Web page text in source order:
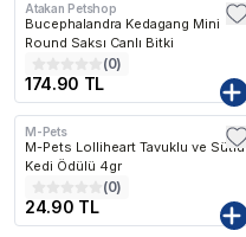
Atakan Petshop
Bucephalandra Kedagang Mini
Round Saksı Canlı Bitki
(0)
174.90 TL
M-Pets
M-Pets Lolliheart Tavuklu ve Sütlü
Kedi Ödülü 4gr
(0)
24.90 TL